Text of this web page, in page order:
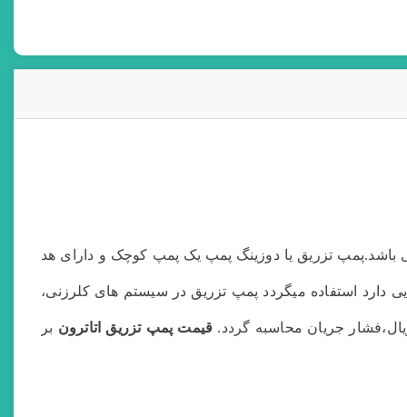
تزریق یا دوزینگ پمپ یک پمپ کوچک و دارای هد
دارد استفاده میگردد پمپ تزریق در سیستم های کلرزنی،
جریان محاسبه گردد. قیمت پمپ تزریق اتاترون بر